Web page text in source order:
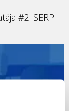
#2: SERP